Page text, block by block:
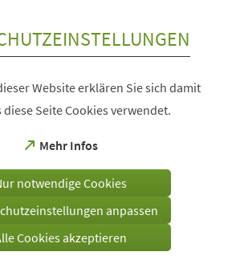
Website erklären Sie sich damit
Seite Cookies verwendet.
Mehr Infos
(Öffnet
einem
Tab)
notwendige Cookies
anpassen
Cookies akzeptieren